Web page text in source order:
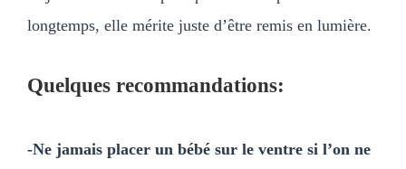
longtemps, elle mérite juste d’être remis en lumière.
Quelques recommandations:
-Ne jamais placer un bébé sur le ventre si l’on ne